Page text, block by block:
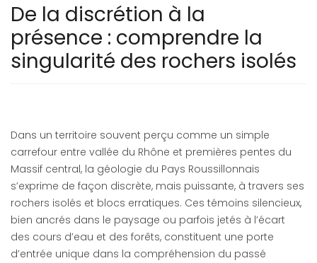
De la discrétion à la
présence : comprendre la
singularité des rochers isolés
Dans un territoire souvent perçu comme un simple
carrefour entre vallée du Rhône et premières pentes du
Massif central, la géologie du Pays Roussillonnais
s’exprime de façon discrète, mais puissante, à travers ses
rochers isolés et blocs erratiques. Ces témoins silencieux,
bien ancrés dans le paysage ou parfois jetés à l’écart
des cours d’eau et des forêts, constituent une porte
d’entrée unique dans la compréhension du passé